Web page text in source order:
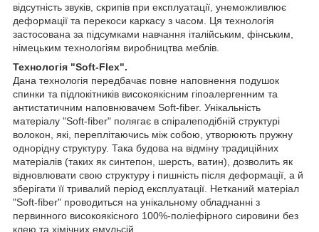
відсутність звуків, скрипів при експлуатації, унеможливлює
деформації та перекоси каркасу з часом. Ця технологія
застосована за підсумками навчання італійським, фінським,
німецьким технологіям виробництва меблів.
Технологія "Soft-Flex".
Дана технологія передбачає повне наповнення подушок
спинки та підлокітників високоякісним гіпоалергенним та
антистатичним наповнювачем Soft-fiber. Унікальність
матеріалу "Soft-fiber" полягає в спіралеподібній структурі
волокон, які, переплітаючись між собою, утворюють пружну
однорідну структуру. Така будова на відміну традиційних
матеріалів (таких як синтепон, шерсть, ватин), дозволить як
відновлювати свою структуру і пишність після деформації, а й
зберігати її тривалий період експлуатації. Нетканий матеріал
"Soft-fiber" проводиться на унікальному обладнанні з
первинного високоякісного 100%-поліефірного сировини без
клею та хімічних емульсій.